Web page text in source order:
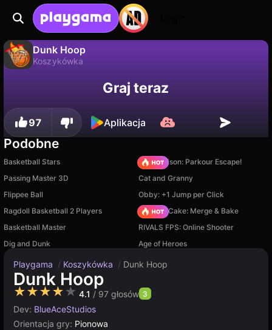
Dunk Hoop
Koszykówka
Zapisz postępy! Nie
Graj teraz
97 Aplikacja
Podobne
Basketball Stars
Barry Prison: Parkour Escape!
Passing Master 3D
Cat and Granny
Flippee Ball
Obby: +1 Jump per Click
Ragdoll Basketball 2 Players
Piece of Cake: Merge & Bake
Basketball Master
RIVALS FPS: Online Shooter
Dig and Dunk
Age of Heroes
Playgama / Koszykówka / Dunk Hoop
Dunk Hoop
★★★★★ 4.1 / 97 głosów 3
Dev: BlueAceStudios
Orientacja gry: Pionowa